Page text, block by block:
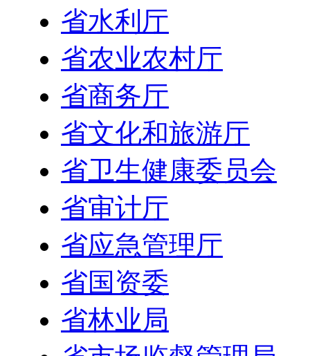
省水利厅
省农业农村厅
省商务厅
省文化和旅游厅
省卫生健康委员会
省审计厅
省应急管理厅
省国资委
省林业局